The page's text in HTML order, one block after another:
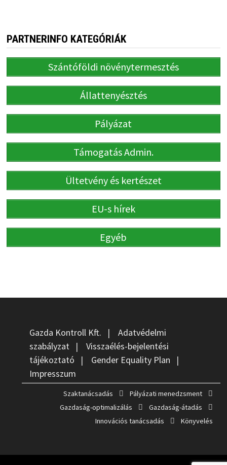
PARTNERINFO KATEGÓRIÁK
Szántóföldi növénytermesztés
Állattenyésztés
Pályázat
Támogatás Admin.
Ültetvény és kertészet
EU-s hírek
Egyéb
Gazda Kontroll Kft. | Adatvédelmi
szabályzat| Visszaélés-bejelentési
tájékoztató | Gender Equality Plan |
Impresszum
Szaktanácsadás
Pályázati menedzsment
Gazdaság-optimalizálás
Gazdaság-átadás
Innovációs tanácsadás
Könyvelés